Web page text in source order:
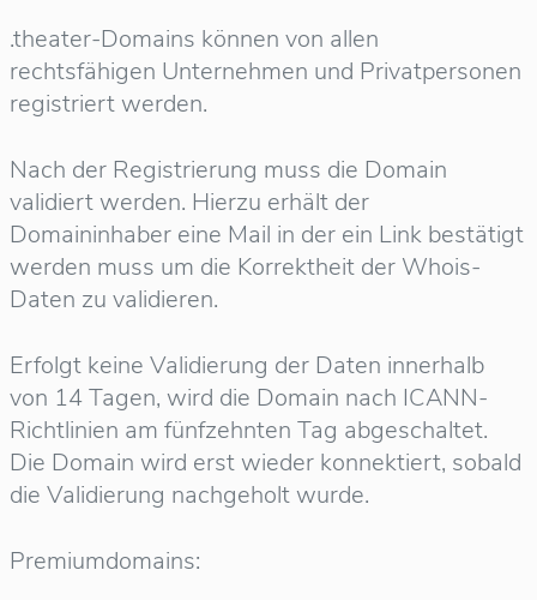
.theater-Domains können von allen
rechtsfähigen Unternehmen und Privatpersonen
registriert werden.
Nach der Registrierung muss die Domain
validiert werden. Hierzu erhält der
Domaininhaber eine Mail in der ein Link bestätigt
werden muss um die Korrektheit der Whois-
Daten zu validieren.
Erfolgt keine Validierung der Daten innerhalb
von 14 Tagen, wird die Domain nach ICANN-
Richtlinien am fünfzehnten Tag abgeschaltet.
Die Domain wird erst wieder konnektiert, sobald
die Validierung nachgeholt wurde.
Premiumdomains: